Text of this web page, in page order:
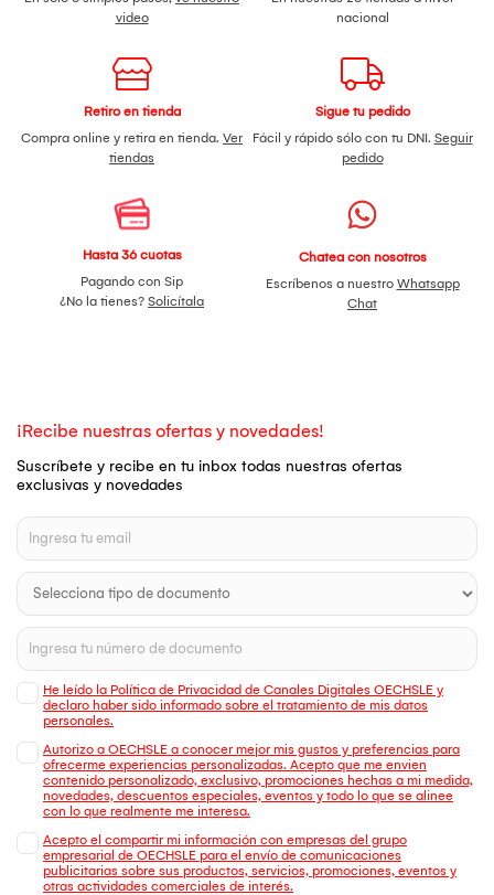
video
nacional
Retiro en tienda
Compra online y retira en tienda. Ver
tiendas
Sigue tu pedido
Fácil y rápido sólo con tu DNI. Seguir
pedido
Hasta 36 cuotas
Pagando con Sip
¿No la tienes? Solicítala
Chatea con nosotros
Escríbenos a nuestro Whatsapp
Chat
¡Recibe nuestras ofertas y novedades!
Suscríbete y recibe en tu inbox todas nuestras ofertas
exclusivas y novedades
He leído la Política de Privacidad de Canales Digitales OECHSLE y
declaro haber sido informado sobre el tratamiento de mis datos
personales.
Autorizo a OECHSLE a conocer mejor mis gustos y preferencias para
ofrecerme experiencias personalizadas. Acepto que me envien
contenido personalizado, exclusivo, promociones hechas a mi medida,
novedades, descuentos especiales, eventos y todo lo que se alinee
con lo que realmente me interesa.
Acepto el compartir mi información con empresas del grupo
empresarial de OECHSLE para el envío de comunicaciones
publicitarias sobre sus productos, servicios, promociones, eventos y
otras actividades comerciales de interés.